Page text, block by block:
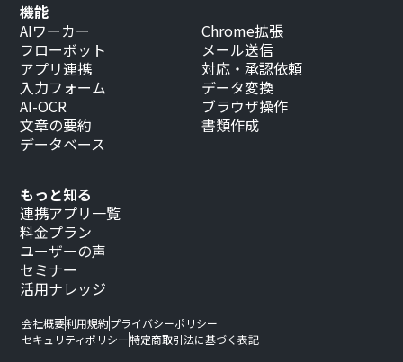
もっと知る
連携アプリ一覧
料金プラン
ユーザーの声
セミナー
活用ナレッジ
機能
AIワーカー
フローボット
アプリ連携
入力フォーム
AI-OCR
文章の要約
データベース
Chrome拡張
メール送信
対応・承認依頼
データ変換
ブラウザ操作
書類作成
会社概要利用規約プライバシーポリシー
セキュリティポリシー特定商取引法に基づく表記